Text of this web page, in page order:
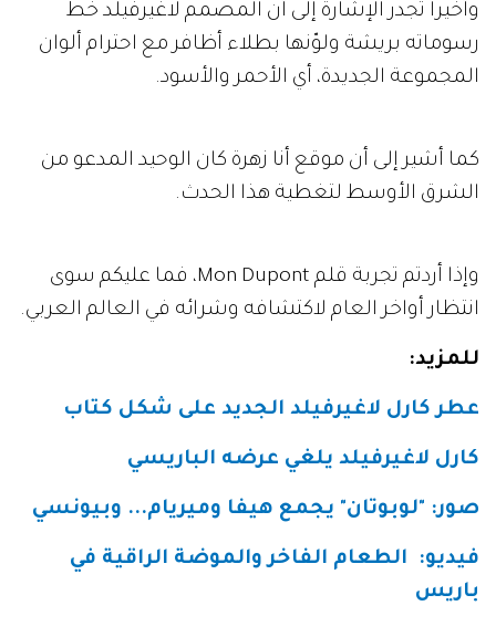
وأخيراً تجدر الإشارة إلى أن المصمم لاغيرفيلد خط
رسوماته بريشة ولوّنها بطلاء أظافر مع احترام ألوان
المجموعة الجديدة، أي الأحمر والأسود.
كما أشير إلى أن موقع أنا زهرة كان الوحيد المدعو من
الشرق الأوسط لتغطية هذا الحدث.
وإذا أردتم تجربة قلم Mon Dupont، فما عليكم سوى
انتظار أواخر العام لاكتشافه وشرائه في العالم العربي.
للمزيد:
عطر كارل لاغيرفيلد الجديد على شكل كتاب
كارل لاغيرفيلد يلغي عرضه الباريسي
صور: "لوبوتان" يجمع هيفا وميريام... وبيونسي
فيديو: الطعام الفاخر والموضة الراقية في
باريس